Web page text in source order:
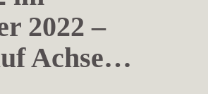
2022 –
Achse…